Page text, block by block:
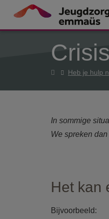
Overslaan en naar de
Crisis
HomeHeb je hulp
In sommige
We spreken
Het kan
Bijvoorbeeld: